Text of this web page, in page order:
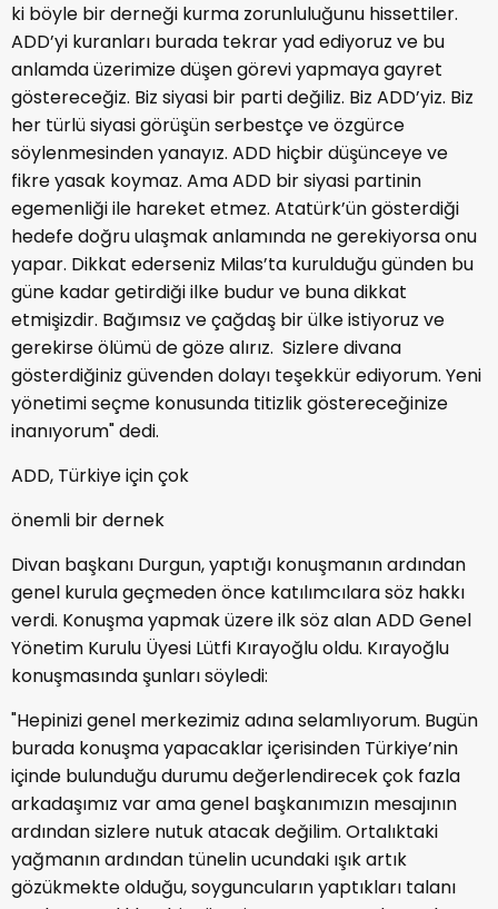
ki böyle bir derneği kurma zorunluluğunu hissettiler.
ADD’yi kuranları burada tekrar yad ediyoruz ve bu
anlamda üzerimize düşen görevi yapmaya gayret
göstereceğiz. Biz siyasi bir parti değiliz. Biz ADD’yiz. Biz
her türlü siyasi görüşün serbestçe ve özgürce
söylenmesinden yanayız. ADD hiçbir düşünceye ve
fikre yasak koymaz. Ama ADD bir siyasi partinin
egemenliği ile hareket etmez. Atatürk’ün gösterdiği
hedefe doğru ulaşmak anlamında ne gerekiyorsa onu
yapar. Dikkat ederseniz Milas’ta kurulduğu günden bu
güne kadar getirdiği ilke budur ve buna dikkat
etmişizdir. Bağımsız ve çağdaş bir ülke istiyoruz ve
gerekirse ölümü de göze alırız. Sizlere divana
gösterdiğiniz güvenden dolayı teşekkür ediyorum. Yeni
yönetimi seçme konusunda titizlik göstereceğinize
inanıyorum" dedi.
ADD, Türkiye için çok
önemli bir dernek
Divan başkanı Durgun, yaptığı konuşmanın ardından
genel kurula geçmeden önce katılımcılara söz hakkı
verdi. Konuşma yapmak üzere ilk söz alan ADD Genel
Yönetim Kurulu Üyesi Lütfi Kırayoğlu oldu. Kırayoğlu
konuşmasında şunları söyledi:
"Hepinizi genel merkezimiz adına selamlıyorum. Bugün
burada konuşma yapacaklar içerisinden Türkiye’nin
içinde bulunduğu durumu değerlendirecek çok fazla
arkadaşımız var ama genel başkanımızın mesajının
ardından sizlere nutuk atacak değilim. Ortalıktaki
yağmanın ardından tünelin ucundaki ışık artık
gözükmekte olduğu, soyguncuların yaptıkları talanı